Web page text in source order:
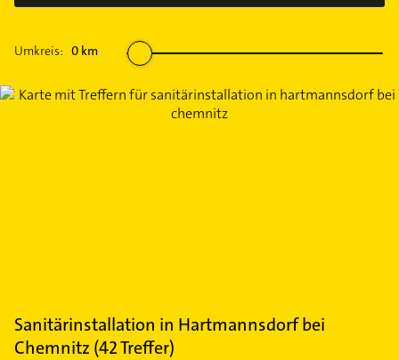
Umkreis: 0 km
Sanitärinstallation in Hartmannsdorf bei
Chemnitz (42Treffer)